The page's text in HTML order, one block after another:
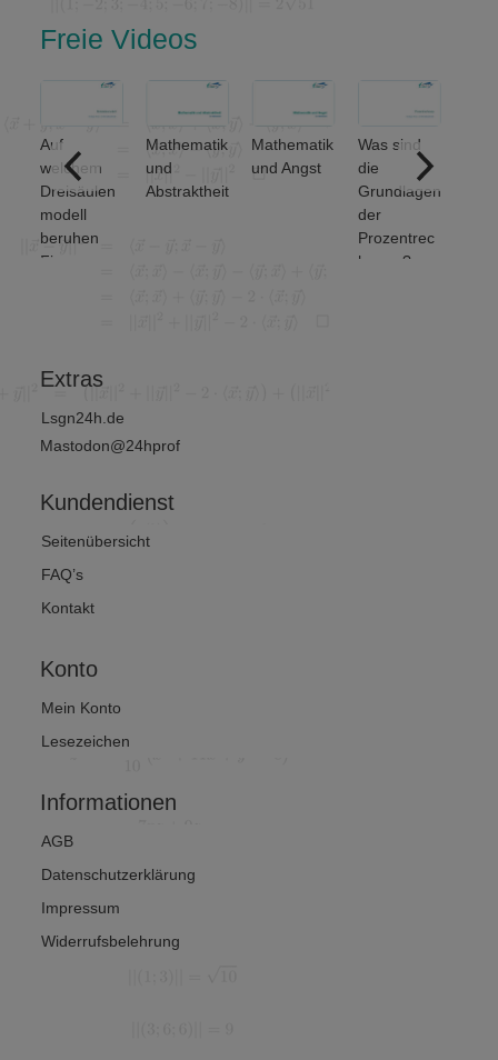
Freie Videos
Auf
welchem
Dreisäulen
modell
beruhen
Finanz-
Mathematik
und
Abstraktheit
Mathematik
und Angst
Was sind
die
Grundlagen
der
Prozentrec
hnung?
Extras
Lsgn24h.de
Mastodon@24hprof
Kundendienst
Seitenübersicht
FAQ’s
Kontakt
Konto
Mein Konto
Lesezeichen
Informationen
AGB
Datenschutzerklärung
Impressum
Widerrufsbelehrung